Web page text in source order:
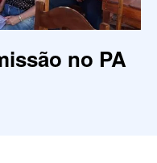
no PA